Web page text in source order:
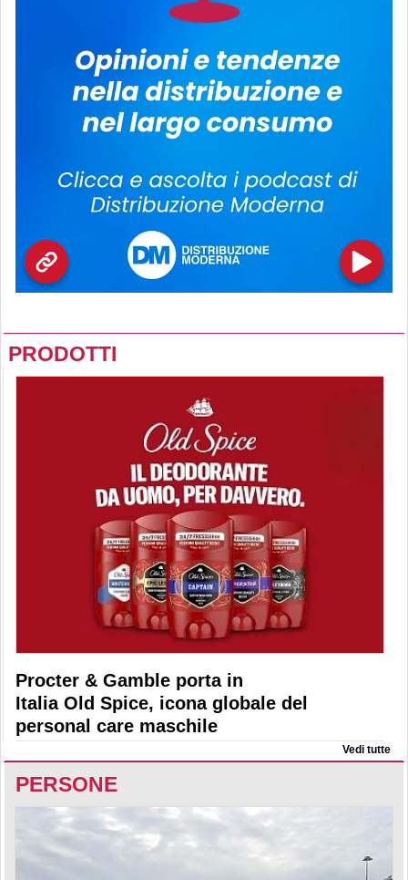
PRODOTTI
Procter & Gamble porta in
Italia Old Spice, icona globale del
personal care maschile
Vedi tutte
PERSONE